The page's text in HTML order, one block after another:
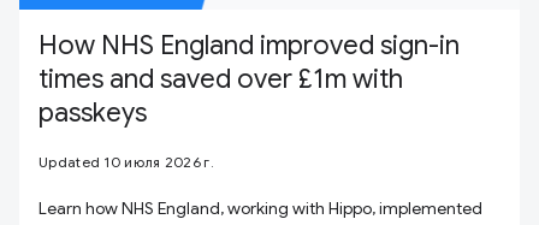
How NHS England improved sign-in
times and saved over £1m with
passkeys
Updated 10 июля 2026 г.
Learn how NHS England, working with Hippo, implemented